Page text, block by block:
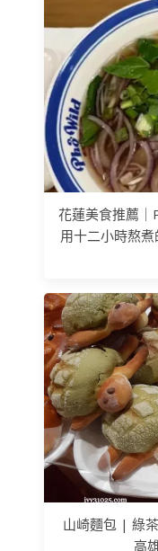
花蓮美食推薦｜
用十二小時熬
山崎麵包 | 綠
高